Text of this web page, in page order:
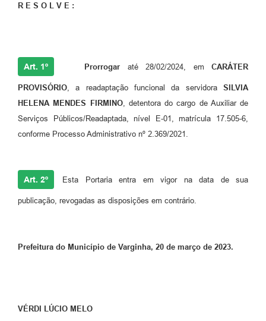
R E S O L V E :
Art. 1º Prorrogar até 28/02/2024, emCARÁTER
PROVISÓRIO , a readaptação funcional da servidora SILVIA
HELENA MENDES FIRMINO, detentora do cargo de Auxiliar de
Serviços Públicos/Readaptada, nível E-01, matrícula 17.505-6,
conforme Processo Administrativo nº 2.369/2021.
Art. 2º Esta Portaria entra em vigor na data de sua
publicação, revogadas as disposições em contrário.
Prefeitura do Município de Varginha, 20 de março de 2023.
VÉRDI LÚCIO MELO